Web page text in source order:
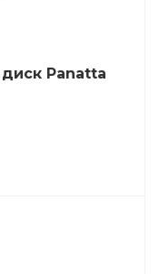
Panatta